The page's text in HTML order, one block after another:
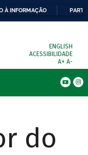
À INFORMAÇÃO
ENGLISH
ACESSIBILIDADE
A+ A-
do